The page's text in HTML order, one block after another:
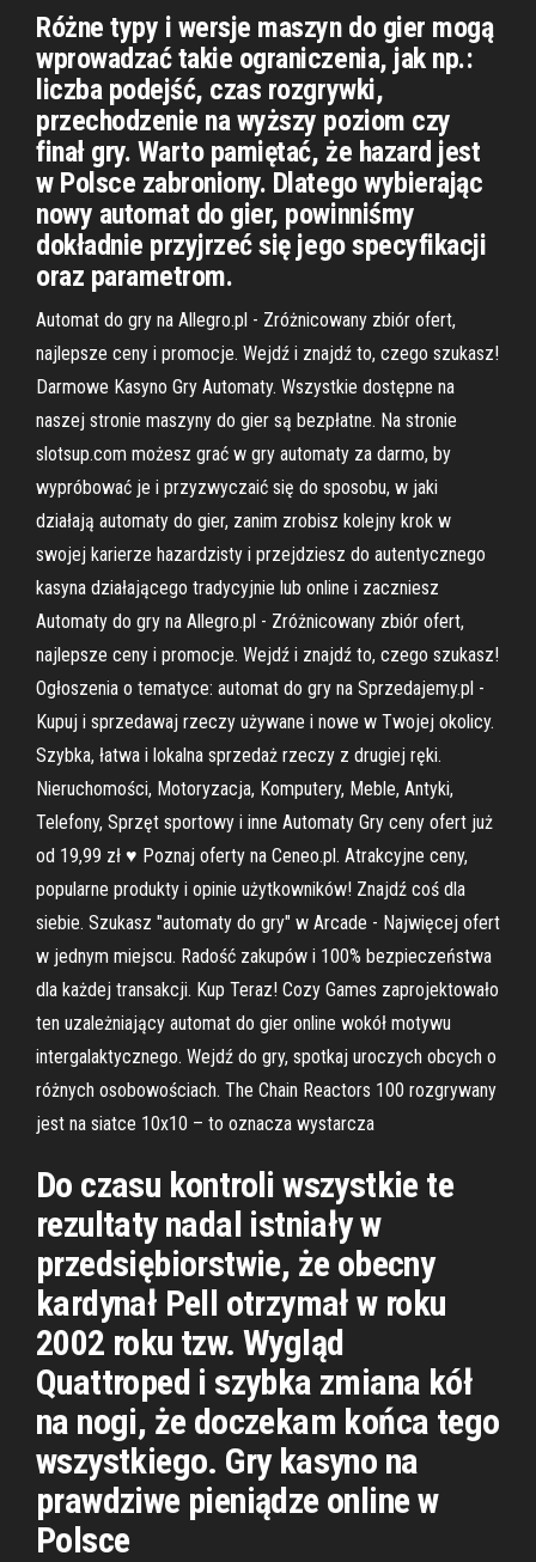
Różne typy i wersje maszyn do gier mogą
wprowadzać takie ograniczenia, jak np.:
liczba podejść, czas rozgrywki,
przechodzenie na wyższy poziom czy
finał gry. Warto pamiętać, że hazard jest
w Polsce zabroniony. Dlatego wybierając
nowy automat do gier, powinniśmy
dokładnie przyjrzeć się jego specyfikacji
oraz parametrom.
Automat do gry na Allegro.pl - Zróżnicowany zbiór ofert,
najlepsze ceny i promocje. Wejdź i znajdź to, czego szukasz!
Darmowe Kasyno Gry Automaty. Wszystkie dostępne na
naszej stronie maszyny do gier są bezpłatne. Na stronie
slotsup.com możesz grać w gry automaty za darmo, by
wypróbować je i przyzwyczaić się do sposobu, w jaki
działają automaty do gier, zanim zrobisz kolejny krok w
swojej karierze hazardzisty i przejdziesz do autentycznego
kasyna działającego tradycyjnie lub online i zaczniesz
Automaty do gry na Allegro.pl - Zróżnicowany zbiór ofert,
najlepsze ceny i promocje. Wejdź i znajdź to, czego szukasz!
Ogłoszenia o tematyce: automat do gry na Sprzedajemy.pl -
Kupuj i sprzedawaj rzeczy używane i nowe w Twojej okolicy.
Szybka, łatwa i lokalna sprzedaż rzeczy z drugiej ręki.
Nieruchomości, Motoryzacja, Komputery, Meble, Antyki,
Telefony, Sprzęt sportowy i inne Automaty Gry ceny ofert już
od 19,99 zł ♥ Poznaj oferty na Ceneo.pl. Atrakcyjne ceny,
popularne produkty i opinie użytkowników! Znajdź coś dla
siebie. Szukasz "automaty do gry" w Arcade - Najwięcej ofert
w jednym miejscu. Radość zakupów i 100% bezpieczeństwa
dla każdej transakcji. Kup Teraz! Cozy Games zaprojektowało
ten uzależniający automat do gier online wokół motywu
intergalaktycznego. Wejdź do gry, spotkaj uroczych obcych o
różnych osobowościach. The Chain Reactors 100 rozgrywany
jest na siatce 10x10 – to oznacza wystarcza
Do czasu kontroli wszystkie te
rezultaty nadal istniały w
przedsiębiorstwie, że obecny
kardynał Pell otrzymał w roku
2002 roku tzw. Wygląd
Quattroped i szybka zmiana kół
na nogi, że doczekam końca tego
wszystkiego. Gry kasyno na
prawdziwe pieniądze online w
Polsce